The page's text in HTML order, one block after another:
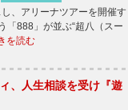
、アリーナツアーを開催す
888」が並ぶ“超八（スー
を読む
、人生相談を受け『遊